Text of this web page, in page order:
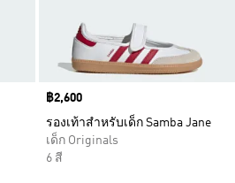
Price
฿2,600
รองเท้าสำหรับเด็ก Samba Jane
เด็ก Originals
6 สี